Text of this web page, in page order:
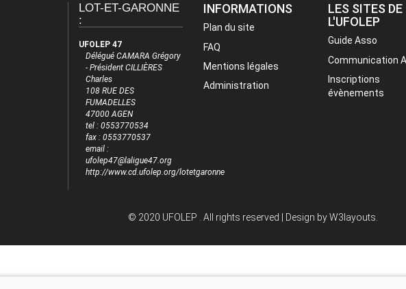
LOT-ET-GARONNE
:
UFOLEP 47
Délégué CAMARA Grégory
- Président CILLIÈRES
Charles
108 RUE DES
FUMADELLES
47000 AGEN
tel : 0553770534
fax : 0553770537
email :
ufolep47@laligue47.org
http://www.cd.ufolep.org/lotetgaronne
INFORMATIONS
Plan du site
FAQ
Mentions légales
Administration
LES SITES DE
L'UFOLEP
Guide Asso
Communication
Inscriptions
évènements
© 2020 UFOLEP . All rights reserved | Design byW3layouts.